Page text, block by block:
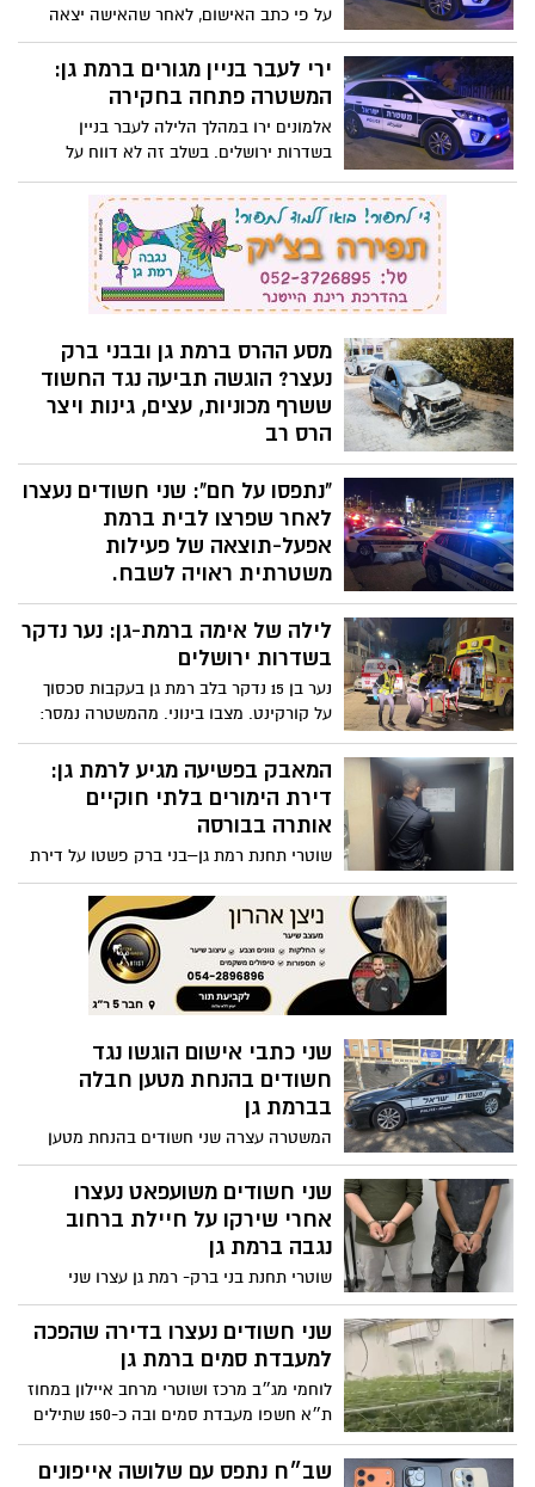
על פי כתב האישום, לאחר שהאישה יצאה
מהדירה וננעלה מחוצה לה, השליך לעברה
הנאשם סולם ובהמשך דחף אותה במורד גרם
המדרגות. הפרקליטות מבקשת להותירו
ירי לעבר בניין מגורים ברמת גן:
המשטרה פתחה בחקירה
אלמונים ירו במהלך הלילה לעבר בניין
בשדרות ירושלים. בשלב זה לא דווח על
נפגעים, והרקע לאירוע נמצא בבדיקה
מסע ההרס ברמת גן ובבני ברק
נעצר? הוגשה תביעה נגד החשוד
ששרף מכוניות, עצים, גינות ויצר
הרס רב
משטרת בני ברק- רמת גן עצרה חשוד שגרם
נזק לרכוש במספר מקרים, בהם שבירת
מחסומי חנייה, עקירת מצלמה, ניפוץ חלונות
זכוכית של סניף בנק, הצתת שלושה כלי רכב,
הצצת מתקנים בגינה ציבורית ועץ דקל -
"נתפסו על חם": שני חשודים נעצרו
לאחר שפרצו לבית ברמת
אפעל-תוצאה של פעילות
משטרתית ראויה לשבח.
החשודים, אחד מהם תושב רמת-גן, נעצרו
בתום מעקב משטרתי וחסימת רכבם.
המשטרה תבקש להאריך את מעצרם לאחר
שברשותם נתפסו יהלומים, כסף וכלי פריצה
לילה של אימה ברמת-גן: נער נדקר
בשדרות ירושלים
נער בן 15 נדקר בלב רמת גן בעקבות סכסוך
על קורקינט. מצבו בינוני. מהמשטרה נמסר:
"נפתחה חקירה לאיתור חשודים"
המאבק בפשיעה מגיע לרמת גן:
דירת הימורים בלתי חוקיים
אותרה בבורסה
שוטרי תחנת רמת גן–בני ברק פשטו על דירת
הימורים בלתי חוקיים במתחם הבורסה ברמת
גן. 32 מחשבי הימורים נתפסו וארבעה
חשודים נעצרו. מפקד מחוז ת"א חתם על צו
סגירה למקום
שני כתבי אישום הוגשו נגד
חשודים בהנחת מטען חבלה
בברמת גן
המשטרה עצרה שני חשודים בהנחת מטען
חבלה בדלת בניין מגורים בעיר. נזק כבד נגרם
לדירות בבניין
שני חשודים משועפאט נעצרו
אחרי שירקו על חיילת ברחוב
נגבה ברמת גן
שוטרי תחנת בני ברק- רמת גן עצרו שני
חשודים, תושבי שועפאט, בחשד שקיללו
חיילת, ירקו לעברה ואיימו עליה ברמת גן
שני חשודים נעצרו בדירה שהפכה
למעבדת סמים ברמת גן
לוחמי מג״ב מרכז ושוטרי מרחב איילון במחוז
ת״א חשפו מעבדת סמים ובה כ-150 שתילים
ברמת גן. שני חשודים נעצרו
שב״ח נתפס עם שלושה אייפונים